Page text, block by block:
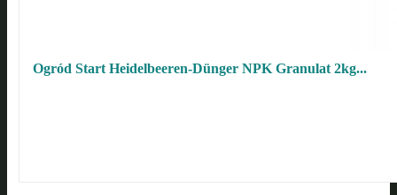
Ogród Start Heidelbeeren-Dünger NPK Granulat 2kg...